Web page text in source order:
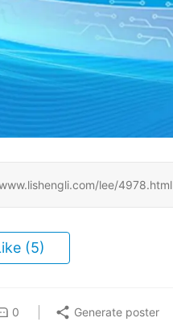
lee/4978.html
(5)
0 Generate poster